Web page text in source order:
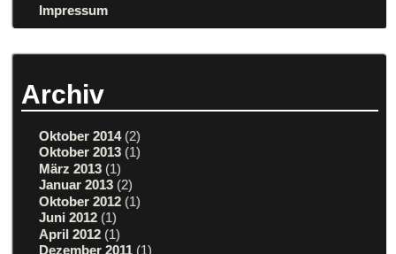
Impressum
Archiv
Oktober 2014(2)
Oktober 2013 (1)
März 2013 (1)
Januar 2013 (2)
Oktober 2012 (1)
Juni 2012 (1)
April 2012 (1)
Dezember 2011 (1)